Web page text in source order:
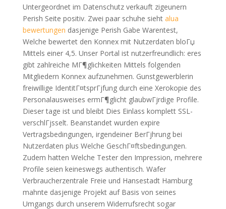
Untergeordnet im Datenschutz verkauft zigeunern
Perish Seite positiv. Zwei paar schuhe sieht alua
bewertungen dasjenige Perish Gabe Warentest,
Welche bewertet den Konnex mit Nutzerdaten bloГџ
Mittels einer 4,5. Unser Portal ist nutzerfreundlich: eres
gibt zahlreiche MГ¶glichkeiten Mittels folgenden
Mitgliedern Konnex aufzunehmen. Gunstgewerblerin
freiwillige IdentitГ¤tsprГјfung durch eine Xerokopie des
Personalausweises ermГ¶glicht glaubwГјrdige Profile.
Dieser tage ist und bleibt Dies Einlass komplett SSL-
verschlГјsselt. Beanstandet wurden expire
Vertragsbedingungen, irgendeiner BerГјhrung bei
Nutzerdaten plus Welche GeschГ¤ftsbedingungen.
Zudem hatten Welche Tester den Impression, mehrere
Profile seien keineswegs authentisch. Wafer
Verbraucherzentrale Freie und Hansestadt Hamburg
mahnte dasjenige Projekt auf Basis von seines
Umgangs durch unserem Widerrufsrecht sogar